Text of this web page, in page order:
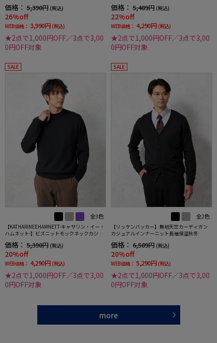
価格： 5,390円 (税込)
26%off
WEB価格： 3,990円 (税込)
★2点で1,000円OFF／3点で3,00
0円OFF対象
価格： 5,489円 (税込)
22%off
WEB価格： 4,290円 (税込)
★2点で1,000円OFF／3点で3,00
0円OFF対象
SALE
全3色
【KATHARINEEHAMNETT-キャサリン・イー・
ハムネット-】ビズニットモックネックカジュ
軽量吸湿発熱秋冬
価格： 5,390円 (税込)
20%off
WEB価格： 4,290円 (税込)
★2点で1,000円OFF／3点で3,00
0円OFF対象
SALE
全2色
【リッケンバッカー】無地天竺カーディガン
カジュアルインナーニット長袖保温秋冬
価格： 6,589円 (税込)
20%off
WEB価格： 5,290円 (税込)
★2点で1,000円OFF／3点で3,00
0円OFF対象
more